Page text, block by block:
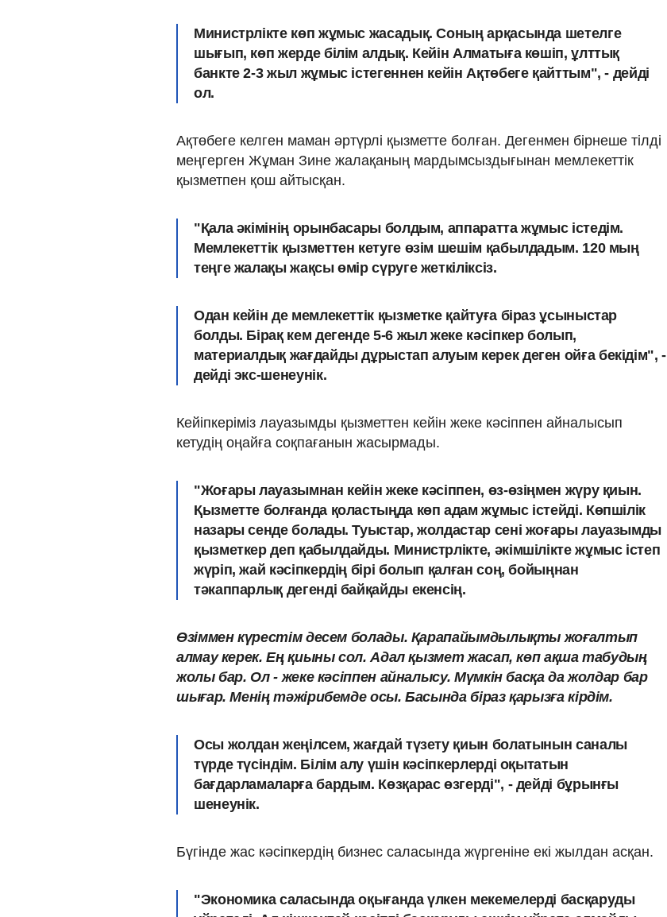
Министрлікте көп жұмыс жасадық. Соның арқасында шетелге
шығып, көп жерде білім алдық. Кейін Алматыға көшіп, ұлттық
банкте 2-3 жыл жұмыс істегеннен кейін Ақтөбеге қайттым", - дейді
ол.
Ақтөбеге келген маман әртүрлі қызметте болған. Дегенмен бірнеше тілді
меңгерген Жұман Зине жалақаның мардымсыздығынан мемлекеттік
қызметпен қош айтысқан.
"Қала әкімінің орынбасары болдым, аппаратта жұмыс істедім.
Мемлекеттік қызметтен кетуге өзім шешім қабылдадым. 120 мың
теңге жалақы жақсы өмір сүруге жеткіліксіз.
Одан кейін де мемлекеттік қызметке қайтуға біраз ұсыныстар
болды. Бірақ кем дегенде 5-6 жыл жеке кәсіпкер болып,
материалдық жағдайды дұрыстап алуым керек деген ойға бекідім", -
дейді экс-шенеунік.
Кейіпкеріміз лауазымды қызметтен кейін жеке кәсіппен айналысып
кетудің оңайға соқпағанын жасырмады.
"Жоғары лауазымнан кейін жеке кәсіппен, өз-өзіңмен жүру қиын.
Қызметте болғанда қоластыңда көп адам жұмыс істейді. Көпшілік
назары сенде болады. Туыстар, жолдастар сені жоғары лауазымды
қызметкер деп қабылдайды. Министрлікте, әкімшілікте жұмыс істеп
жүріп, жай кәсіпкердің бірі болып қалған соң, бойыңнан
тәкаппарлық дегенді байқайды екенсің.
Өзіммен күрестім десем болады. Қарапайымдылықты жоғалтып
алмау керек. Ең қиыны сол. Адал қызмет жасап, көп ақша табудың
жолы бар. Ол - жеке кәсіппен айналысу. Мүмкін басқа да жолдар бар
шығар. Менің тәжірибемде осы. Басында біраз қарызға кірдім.
Осы жолдан жеңілсем, жағдай түзету қиын болатынын саналы
түрде түсіндім. Білім алу үшін кәсіпкерлерді оқытатын
бағдарламаларға бардым. Көзқарас өзгерді", - дейді бұрынғы
шенеунік.
Бүгінде жас кәсіпкердің бизнес саласында жүргеніне екі жылдан асқан.
"Экономика саласында оқығанда үлкен мекемелерді басқаруды